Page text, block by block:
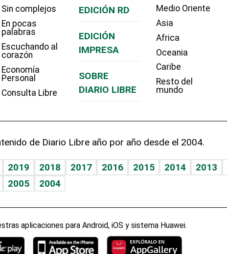
Sin complejos
En pocas
palabras
Escuchando al
corazón
Economía
Personal
Consulta Libre
EDICIÓN RD
EDICIÓN
IMPRESA
SOBRE
DIARIO LIBRE
Medio Oriente
Asia
Africa
Oceania
Caribe
Resto del
mundo
de Diario Libre año por año desde el 2004.
2019 2018 2017 2016 2015 2014 2013
2005 2004
aplicaciones para Android, iOS y sistema Huawei.